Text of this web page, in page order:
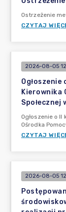
Ostrzeżenie
CZYTAJ
2026-08-05
Kierownika
Społecznej
Ogłoszenie o
Ośrodka
CZYTAJ
2026-08-05